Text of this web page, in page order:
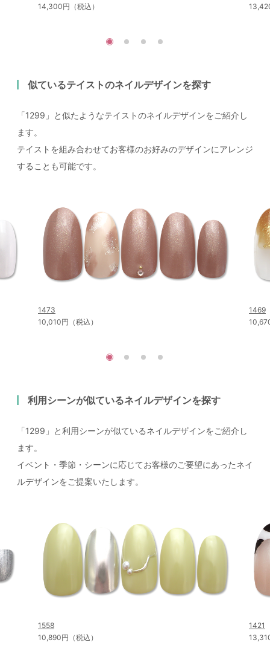
14,300円（税込）
似ているテイストのネイルデザインを探す
「1299」と似たようなテイストのネイルデザインをご紹介し
ます。
テイストを組み合わせてお客様のお好みのデザインにアレンジ
することも可能です。
1473
10,010円（税込）
1469
利用シーンが似ているネイルデザインを探す
「1299」と利用シーンが似ているネイルデザインをご紹介し
ます。
イベント・季節・シーンに応じてお客様のご要望にあったネイ
ルデザインをご提案いたします。
1558
10,890円（税込）
1421